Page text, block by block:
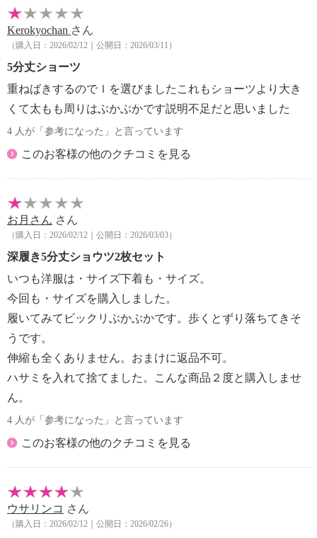
・長時間照射による変退色注意
・単品洗い
・水や汗などによる色落ち、色移り注意
・摩擦による色落ち、色移り注意
・毛玉が生じるおそれあり
・ネット使用
【その他】
【個体差】
・個体差あり
Kerokyochan さん
（購入日：2026/02/12｜公開日：2026/03/11）
5分丈ショーツ
重ねばきするのでｌを選びましたこれもショーツより大き
くて太もも周りはぶかぶかです説明不足だと思いました
4 人が「参考になった」と言っています
このお客様の他のクチコミを見る
お月さん さん
（購入日：2026/02/12｜公開日：2026/03/03）
深履き5分丈ショウツ2枚セット
いつも洋服は・サイズ下着も・サイズ。
今回も・サイズを購入しました。
履いてみてビックリぶかぶかです。歩くとずり落ちてきそ
うです。
伸縮も全くありません。おまけに返品不可。
ハサミを入れて捨てました。こんな商品２度と購入しませ
ん。
4 人が「参考になった」と言っています
このお客様の他のクチコミを見る
ウサリンコ さん
（購入日：2026/02/12｜公開日：2026/02/26）